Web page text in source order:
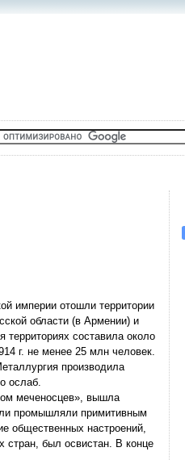
империи отошли территории
области (в Армении) и
составила около
г. не менее 25 млн человек.
производила
ослаб.
меченосцев», вышла
промышляли примитивным
общественных настроений,
стран, был освистан. В конце